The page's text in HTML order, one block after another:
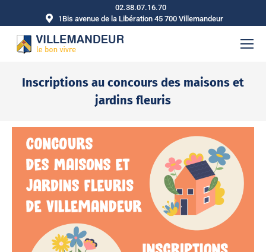
02.38.07.16.70
1Bis avenue de la Libération 45 700 Villemandeur
Inscriptions au concours des maisons et
jardins fleuris